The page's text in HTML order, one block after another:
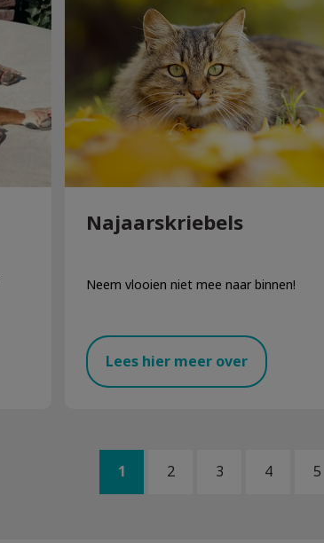
Najaarskriebels
Neem vlooien niet mee naar binnen!
Lees hier meer over
1 2 3 4 5